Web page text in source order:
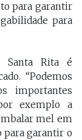
para garantir
para
Santa Rita é
“Podemos
importantes
exemplo a
mel em
para garantir o